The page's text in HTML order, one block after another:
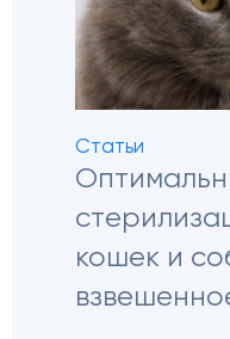
Статьи
кошек и